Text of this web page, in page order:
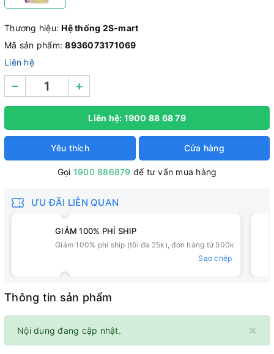
Thương hiệu:Hệ thống 2S-mart
Mã sản phẩm:8936073171069
Liên hệ
– +
Liên hệ: 1900 88 68 79
Yêu thích Cửa hàng
Gọi 1900 886879 để tư vấn mua hàng
ƯU ĐÃI LIÊN QUAN
GIẢM 100% PHÍ SHIP
Giảm 100% phí ship (tối đa 25k), đơn hàng từ 500k
Sao chép
Thông tin sản phẩm
×
Nội dung đang cập nhật.